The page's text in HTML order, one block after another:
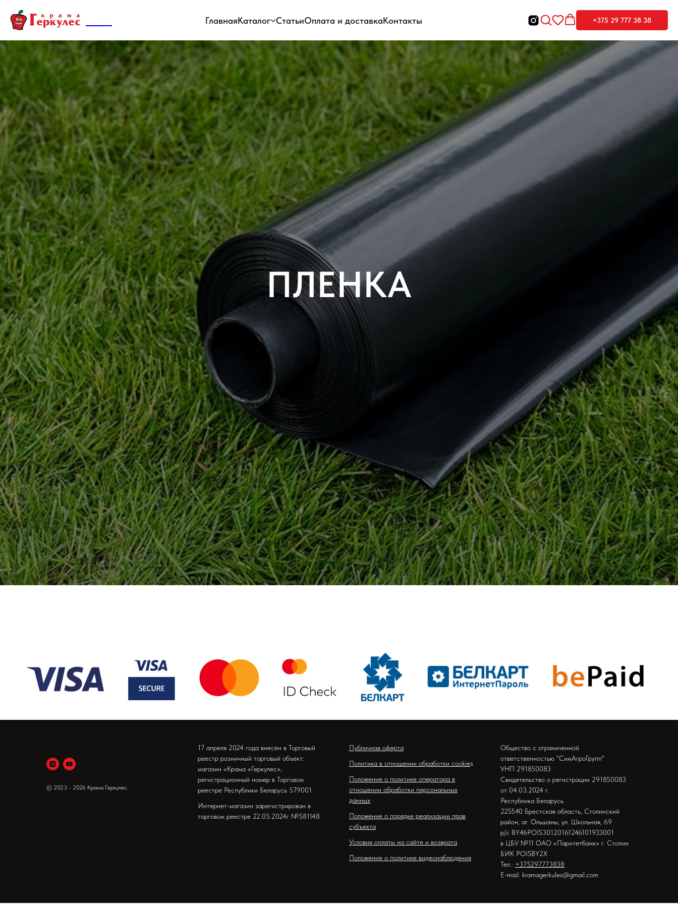
ГлавнаяКаталог СтатьиОплата и доставкаКонтакты +375 29 777 38 38
ПЛЕНКА
© 2023 - 2026 Крама Геркулес
17 апреля 2024 года внесен в Торговый
реестр розничный торговый объект:
магазин «Крама «Геркулес»,
регистрационный номер в Торговом
реестре Республики Беларусь 579001
Интернет-магазин зарегистрирован в
торговом реестре 22.05.2024г №581148
Публичная оферта
Политика в отношении обработки cookies
Положение о политике оператора в
отношении обработки персональных
данных
Положение о порядке реализации прав
субъекта
Условия оплаты на сайте и возврата
Положение о политике видеонаблюдения
Общество с ограниченной
ответственностью "СимАгроГрупп"
УНП 291850083
Свидетельство о регистрации 291850083
от 04.03.2024 г.
Республика Беларусь
225540 Брестская область, Столинский
район, аг. Ольшаны, ул. Школьная, 69
р/с BY46POIS30120161246101933001
в ЦБУ №11 ОАО «Паритетбанк» г. Столин
БИК POISBY2X
Тел.: +375297773838
E-mail: kramagerkules@gmail.com